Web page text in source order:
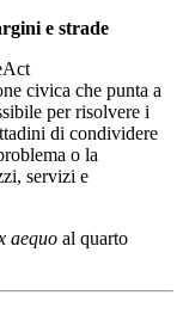
e strade
civica che punta a
per risolvere i
di condividere
o la
servizi e
aequo al quarto